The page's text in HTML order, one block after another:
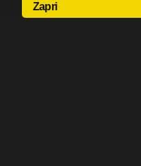
Zapri